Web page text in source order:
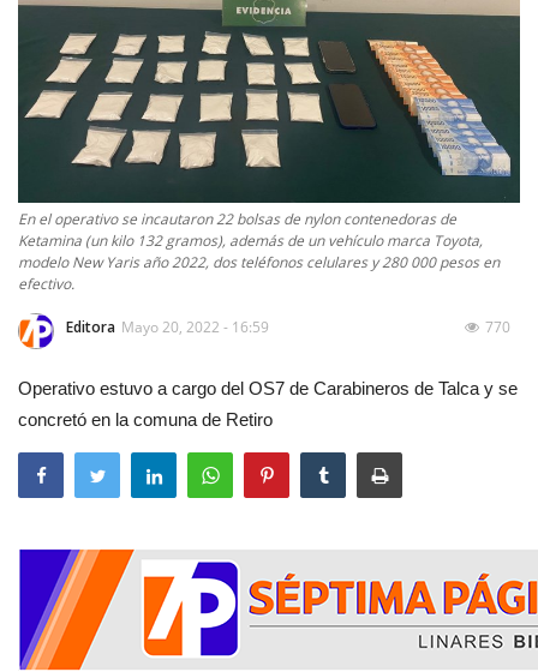
Deporte
Política
Espectáculos
En el operativo se incautaron 22 bolsas de nylon contenedoras de
Ketamina (un kilo 132 gramos), además de un vehículo marca Toyota,
modelo New Yaris año 2022, dos teléfonos celulares y 280 000 pesos en
efectivo.
Editora Mayo 20, 2022 - 16:59 770
Operativo estuvo a cargo del OS7 de Carabineros de Talca y se
concretó en la comuna de Retiro